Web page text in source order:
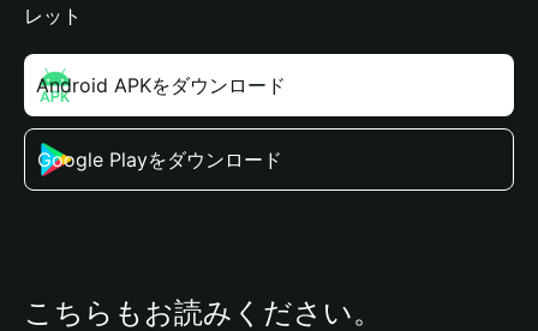
レット
Android APKをダウンロード
Google Playをダウンロード
こちらもお読みください。